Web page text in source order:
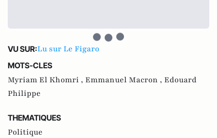
VU SUR:Lu sur Le Figaro
MOTS-CLES
Myriam El Khomri , Emmanuel Macron , Edouard
Philippe
THEMATIQUES
Politique